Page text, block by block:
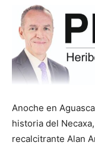
Anoche en
historia del
recalcitrante Alan